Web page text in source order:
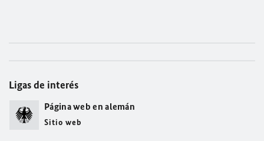
Ligas de interés
Página web en alemán
Sitio web